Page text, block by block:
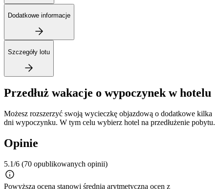
Dodatkowe informacje
Szczegóły lotu
Przedłuż wakacje o wypoczynek w hotelu
Możesz rozszerzyć swoją wycieczkę objazdową o dodatkowe kilka
dni wypoczynku. W tym celu wybierz hotel na przedłużenie pobytu.
Opinie
5.1/6 (70 opublikowanych opinii)
Powyższa ocena stanowi średnią arytmetyczną ocen z